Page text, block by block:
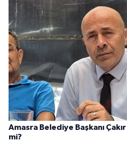
Amasra Belediye Başkanı
mi?